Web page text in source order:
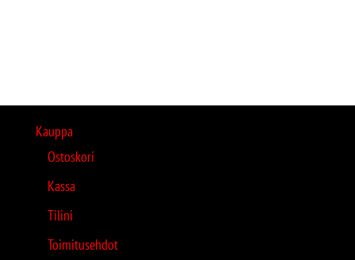
Kauppa
Ostoskori
Kassa
Tilini
Toimitusehdot